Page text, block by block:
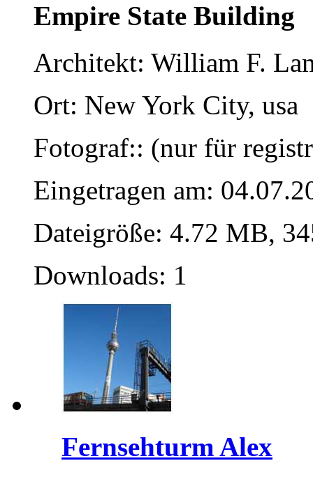
Empire State Building
Architekt: William F.
Ort: New York City, usa
Fotograf:: (nur für
Eingetragen am:
Dateigröße: 4.72 MB,
Downloads: 1
Fernsehturm Alex